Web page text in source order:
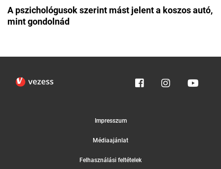
A pszichológusok szerint mást jelent a koszos autó,
mint gondolnád
Impresszum
Médiaajánlat
Felhasználási feltételek